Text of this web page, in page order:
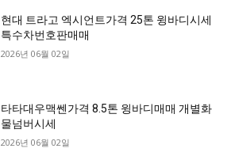
현대 트라고 엑시언트가격 25톤 윙바디시세
특수차번호판매매
2026년 06월 02일
타타대우맥쎈가격 8.5톤 윙바디매매 개별화
물넘버시세
2026년 06월 02일